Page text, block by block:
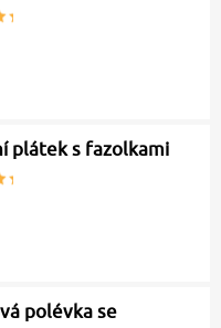
plátek s fazolkami
polévka se